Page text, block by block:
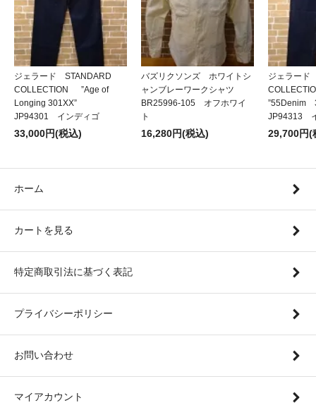
ジェラード STANDARD
COLLECTION ”Age of
Longing 301XX”
JP94301 インディゴ
33,000円(税込)
バズリクソンズ ホワイトシ
ャンブレーワークシャツ
BR25996-105 オフホワイ
ト
16,280円(税込)
ジェラード
JP94313
29,700円(
ホーム
カートを見る
特定商取引法に基づく表記
プライバシーポリシー
お問い合わせ
マイアカウント